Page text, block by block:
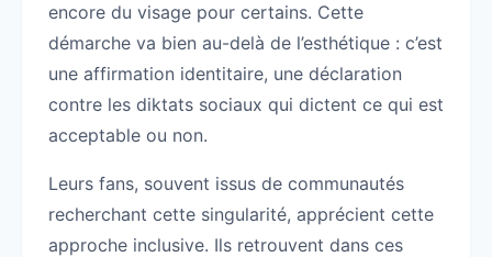
encore du visage pour certains. Cette
démarche va bien au-delà de l’esthétique : c’est
une affirmation identitaire, une déclaration
contre les diktats sociaux qui dictent ce qui est
acceptable ou non.
Leurs fans, souvent issus de communautés
recherchant cette singularité, apprécient cette
approche inclusive. Ils retrouvent dans ces